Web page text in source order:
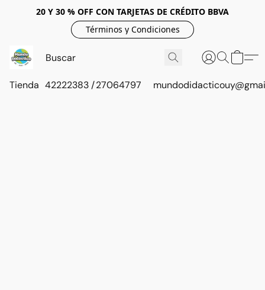
20 Y 30 % OFF CON TARJETAS DE CRÉDITO BBVA
Términos y Condiciones
Tienda 42222383 / 27064797